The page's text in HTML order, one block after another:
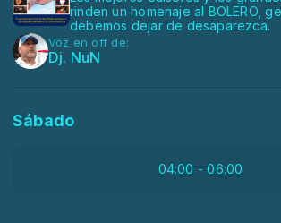
rinden un homenaje al BOLERO,
debemos dejar de desaparezca.
Voz en off de:
Dj. NuN
Sábado
04:00 - 06:00